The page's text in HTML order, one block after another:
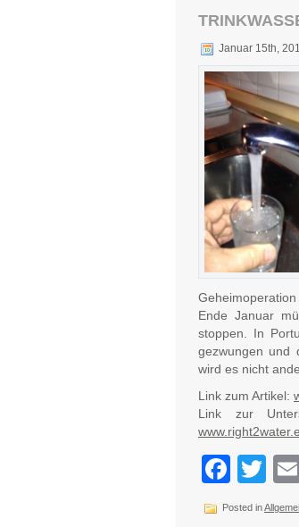
Januar 15th,
Ende Januar
stoppen. In
gezwungen und
wird es nicht
Link zum Artikel:
Link zur
Posted in